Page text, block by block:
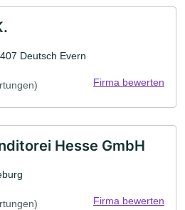
Deutsch Evern
Firma bewerten
Hesse GmbH
Firma bewerten